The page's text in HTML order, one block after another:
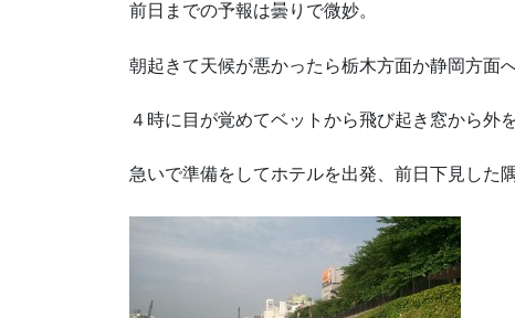
前日までの予報は曇りで微妙。
朝起きて天候が悪かったら栃木方面か静岡方面
４時に目が覚めてベットから飛び起き窓から
急いで準備をしてホテルを出発、前日下見した